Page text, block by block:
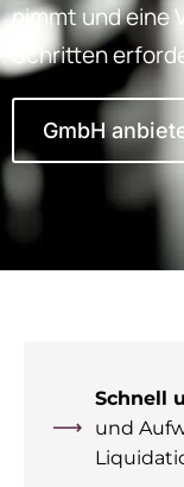
nimmt und eine
Schritten
GmbH
Schnell
und